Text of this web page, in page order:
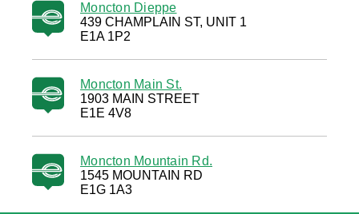
Moncton Dieppe
439 CHAMPLAIN ST, UNIT 1
E1A 1P2
Moncton Main St.
1903 MAIN STREET
E1E 4V8
Moncton Mountain Rd.
1545 MOUNTAIN RD
E1G 1A3